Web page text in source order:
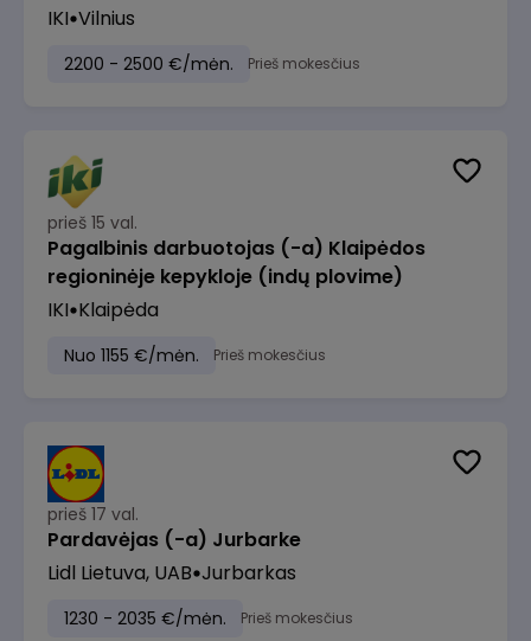
IKI Vilnius
2200 - 2500 €/mėn. Prieš mokesčius
prieš 15 val.
Pagalbinis darbuotojas (-a) Klaipėdos
regioninėje kepykloje (indų plovime)
IKI Klaipėda
Nuo 1155 €/mėn. Prieš mokesčius
prieš 17 val.
Pardavėjas (-a) Jurbarke
Lidl Lietuva, UAB Jurbarkas
1230 - 2035 €/mėn. Prieš mokesčius